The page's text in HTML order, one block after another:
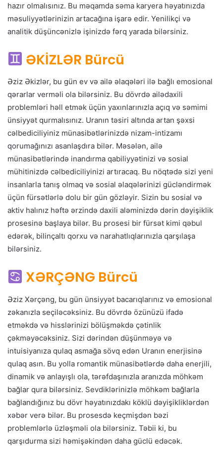
hazır olmalısınız. Bu məqamda səma karyera həyatınızda
məsuliyyətlərinizin artacağına işarə edir. Yenilikçi və
analitik düşüncənizlə işinizdə fərq yarada bilərsiniz.
ƏKİZLƏR Bürcü
Əziz Əkizlər, bu gün ev və ailə əlaqələri ilə bağlı emosional
qərarlar verməli ola bilərsiniz. Bu dövrdə ailədaxili
problemləri həll etmək üçün yaxınlarınızla açıq və səmimi
ünsiyyət qurmalısınız. Uranın təsiri altında artan şəxsi
cəlbediciliyiniz münasibətlərinizdə nizam-intizamı
qorumağınızı asanlaşdıra bilər. Məsələn, ailə
münasibətlərində inandırma qabiliyyətinizi və sosial
mühitinizdə cəlbediciliyinizi artıracaq. Bu nöqtədə sizi yeni
insanlarla tanış olmaq və sosial əlaqələrinizi gücləndirmək
üçün fürsətlərlə dolu bir gün gözləyir. Sizin bu sosial və
aktiv halınız həftə ərzində daxili aləminizdə dərin dəyişiklik
prosesinə başlaya bilər. Bu prosesi bir fürsət kimi qəbul
edərək, bilinçaltı qorxu və narahatlıqlarınızla qarşılaşa
bilərsiniz.
XƏRÇƏNG Bürcü
Əziz Xərçəng, bu gün ünsiyyət bacarıqlarınız və emosional
zəkanızla seçiləcəksiniz. Bu dövrdə özünüzü ifadə
etməkdə və hisslərinizi bölüşməkdə çətinlik
çəkməyəcəksiniz. Sizi dərindən düşünməyə və
intuisiyanıza qulaq asmağa sövq edən Uranın enerjisinə
qulaq asın. Bu yolla romantik münasibətlərdə daha enerjili,
dinamik və anlayışlı ola, tərəfdaşınızla aranızda möhkəm
bağlar qura bilərsiniz. Sevdiklərinizlə möhkəm bağlarla
bağlandığınız bu dövr həyatınızdakı köklü dəyişikliklərdən
xəbər verə bilər. Bu prosesdə keçmişdən bəzi
problemlərlə üzləşməli ola bilərsiniz. Təbii ki, bu
qarşıdurma sizi həmişəkindən daha güclü edəcək.